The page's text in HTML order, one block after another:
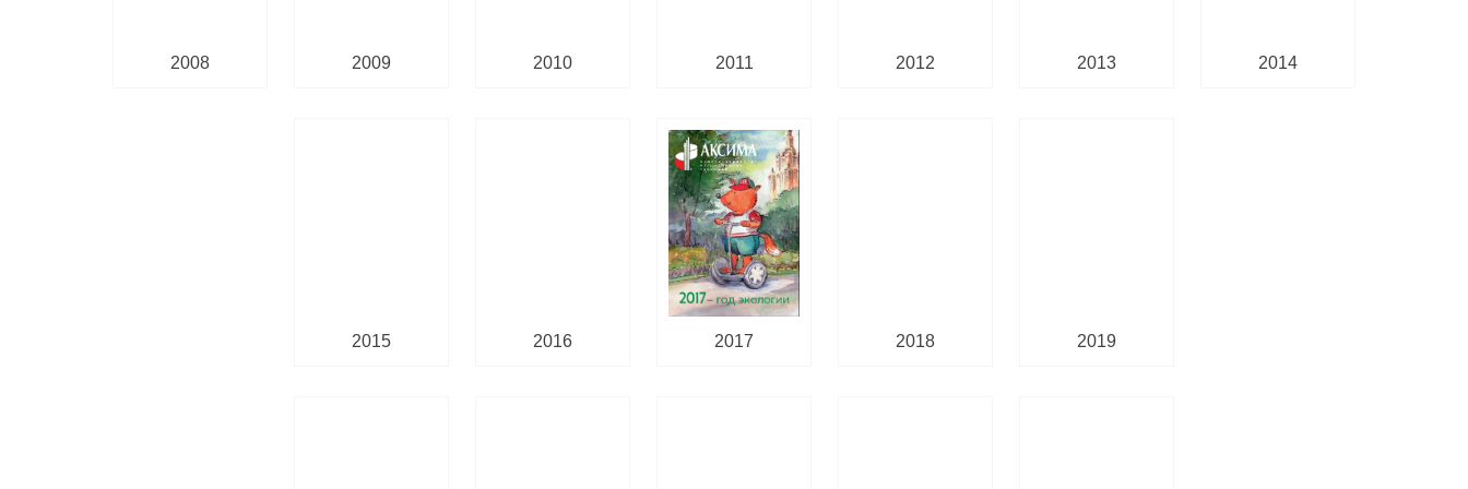
2008 2009 2010 2011 2012 2013 2014
2015 2016 2017 2018 2019